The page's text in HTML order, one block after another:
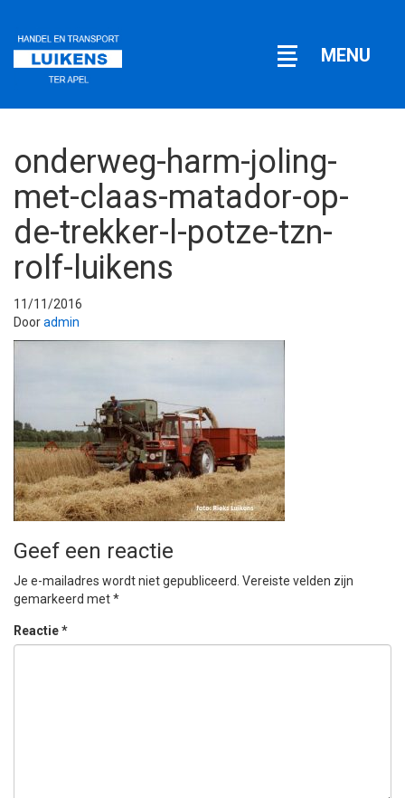
Open
MENU
onderweg-harm-joling-
met-claas-matador-op-
de-trekker-l-potze-tzn-
rolf-luikens
11/11/2016
Dooradmin
Geef een reactie
Je e-mailadres wordt niet gepubliceerd. Vereiste velden zijn
gemarkeerd met*
Reactie*